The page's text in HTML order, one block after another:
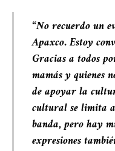
“No recuerdo un
Apaxco. Estoy
Gracias a todos
mamás y quienes
de apoyar la
cultural se limita
banda, pero hay
expresiones